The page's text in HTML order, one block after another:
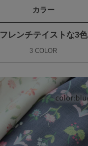
カラー
フレンチテイストな3色
3 COLOR